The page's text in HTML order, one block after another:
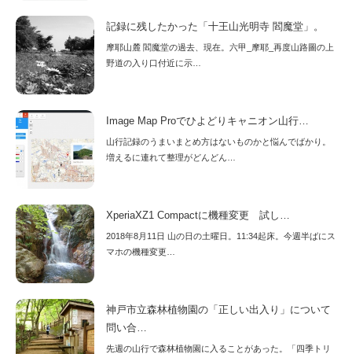
記録に残したかった「十王山光明寺 閻魔堂」。
摩耶山麓 閻魔堂の過去、現在。六甲_摩耶_再度山路圖の上
野道の入り口付近に示…
Image Map Proでひよどりキャニオン山行…
山行記録のうまいまとめ方はないものかと悩んでばかり。
増えるに連れて整理がどんどん…
XperiaXZ1 Compactに機種変更 試し…
2018年8月11日 山の日の土曜日。11:34起床。今週半ばにス
マホの機種変更…
神戸市立森林植物園の「正しい出入り」について
問い合…
先週の山行で森林植物園に入ることがあった。「四季トリ